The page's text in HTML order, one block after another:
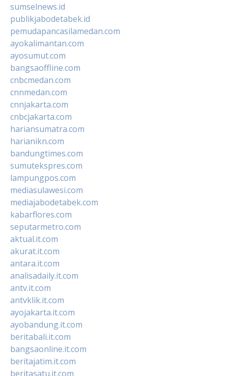
sumselnews.id
publikjabodetabek.id
pemudapancasilamedan.com
ayokalimantan.com
ayosumut.com
bangsaoffline.com
cnbcmedan.com
cnnmedan.com
cnnjakarta.com
cnbcjakarta.com
hariansumatra.com
harianikn.com
bandungtimes.com
sumutekspres.com
lampungpos.com
mediasulawesi.com
mediajabodetabek.com
kabarflores.com
seputarmetro.com
aktual.it.com
akurat.it.com
antara.it.com
analisadaily.it.com
antv.it.com
antvklik.it.com
ayojakarta.it.com
ayobandung.it.com
beritabali.it.com
bangsaonline.it.com
beritajatim.it.com
beritasatu.it.com